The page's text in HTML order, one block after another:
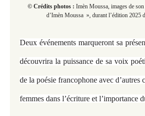
© Crédits photos : Imèn Moussa, images de
d’Imèn Moussa », durantl’édition 2025
Deux événements marqueront sa
découvrira la puissance de sa voix
de la poésie francophone avec
femmes dans l’écriture et l’importance